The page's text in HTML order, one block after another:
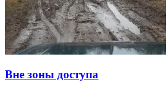
Вне зоны доступа